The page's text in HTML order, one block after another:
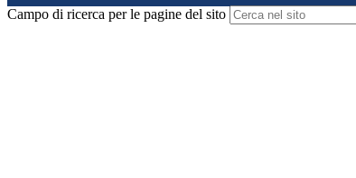
Campo di ricerca per le pagine del sito